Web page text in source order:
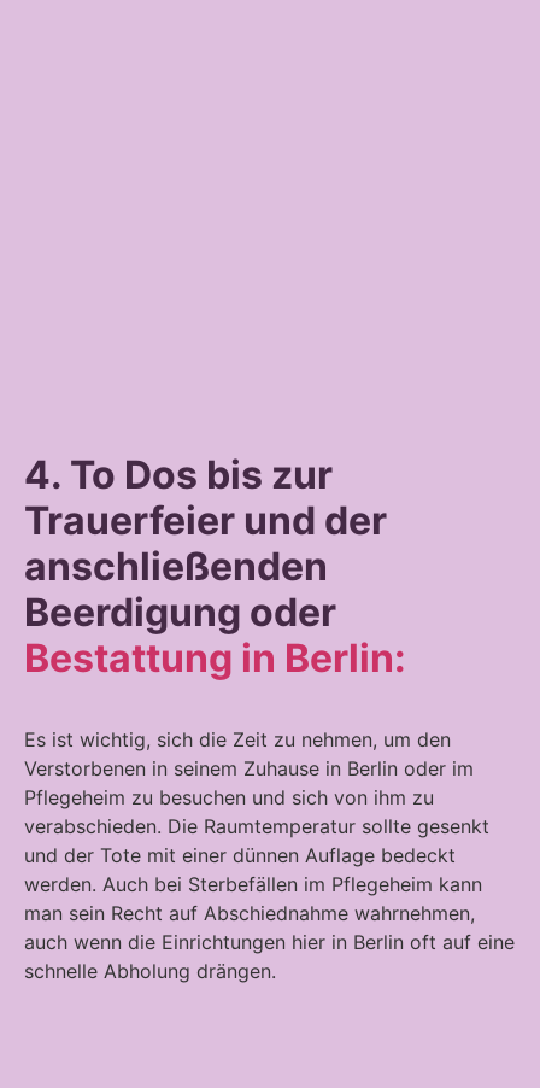
4. To Dos bis zur
Trauerfeier und der
anschließenden
Beerdigung oder
Bestattung in Berlin:
Es ist wichtig, sich die Zeit zu nehmen, um den
Verstorbenen in seinem Zuhause in Berlin oder im
Pflegeheim zu besuchen und sich von ihm zu
verabschieden. Die Raumtemperatur sollte gesenkt
und der Tote mit einer dünnen Auflage bedeckt
werden. Auch bei Sterbefällen im Pflegeheim kann
man sein Recht auf Abschiednahme wahrnehmen,
auch wenn die Einrichtungen hier in Berlin oft auf eine
schnelle Abholung drängen.